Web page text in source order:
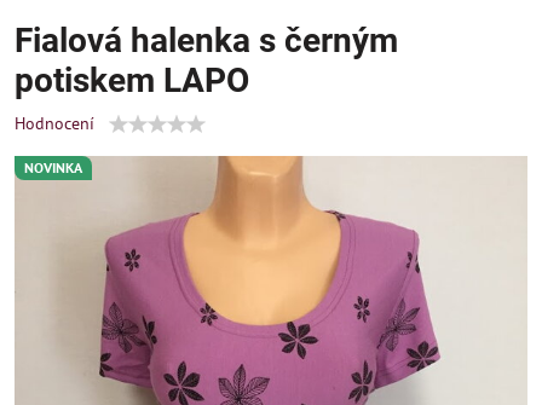
NOVINKA
Fialová halenka s černým
potiskem LAPO
Hodnocení